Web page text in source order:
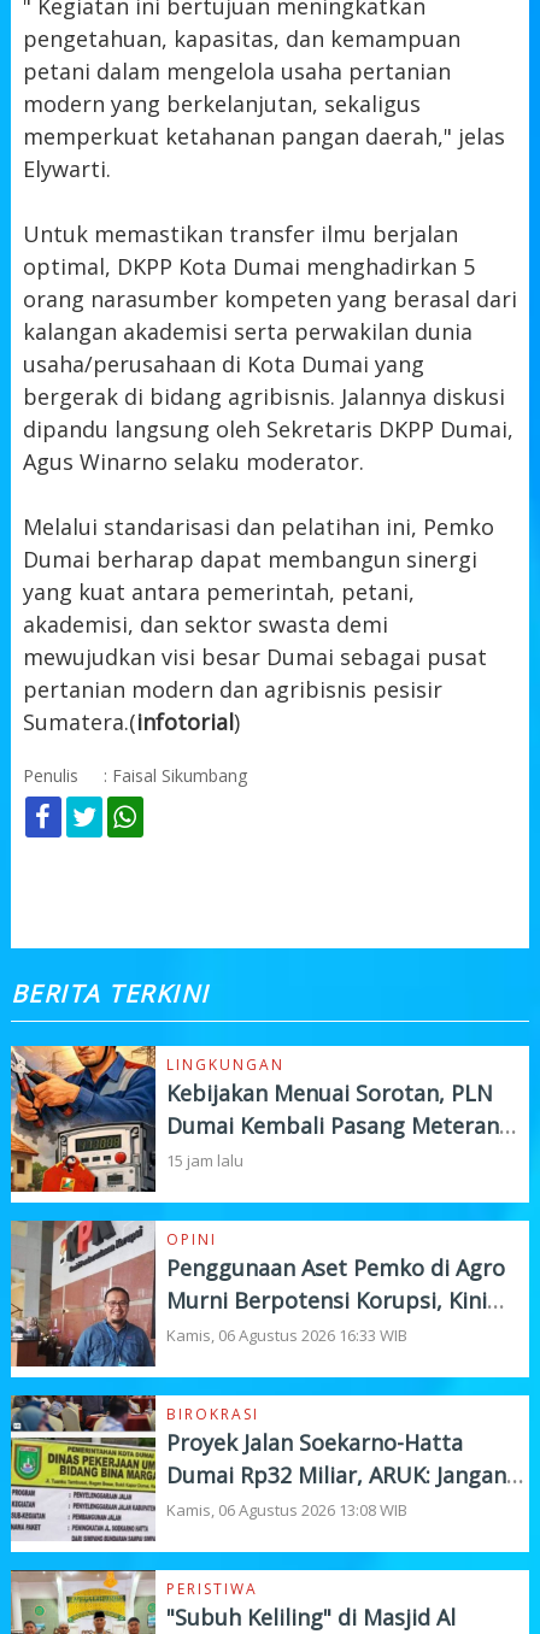
" Kegiatan ini bertujuan meningkatkan
pengetahuan, kapasitas, dan kemampuan
petani dalam mengelola usaha pertanian
modern yang berkelanjutan, sekaligus
memperkuat ketahanan pangan daerah," jelas
Elywarti.
Untuk memastikan transfer ilmu berjalan
optimal, DKPP Kota Dumai menghadirkan 5
orang narasumber kompeten yang berasal dari
kalangan akademisi serta perwakilan dunia
usaha/perusahaan di Kota Dumai yang
bergerak di bidang agribisnis. Jalannya diskusi
dipandu langsung oleh Sekretaris DKPP Dumai,
Agus Winarno selaku moderator.
Melalui standarisasi dan pelatihan ini, Pemko
Dumai berharap dapat membangun sinergi
yang kuat antara pemerintah, petani,
akademisi, dan sektor swasta demi
mewujudkan visi besar Dumai sebagai pusat
pertanian modern dan agribisnis pesisir
Sumatera.(infotorial)
Penulis : Faisal Sikumbang
BERITA TERKINI
LINGKUNGAN
Kebijakan Menuai Sorotan, PLN
Dumai Kembali Pasang Meteran
Listrik Pelanggan
15 jam lalu
OPINI
Penggunaan Aset Pemko di Agro
Murni Berpotensi Korupsi, Kini
"Bola" Ada di APH
Kamis, 06 Agustus 2026 16:33 WIB
BIROKRASI
Proyek Jalan Soekarno-Hatta
Dumai Rp32 Miliar, ARUK: Jangan
Korbankan Kualitas Demi Kejar
Kamis, 06 Agustus 2026 13:08 WIB
PERISTIWA
"Subuh Keliling" di Masjid Al